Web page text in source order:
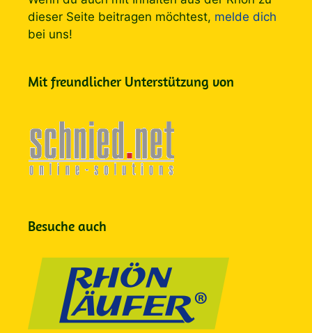
dieser Seite beitragen möchtest, melde dich
bei uns!
Mit freundlicher Unterstützung von
Besuche auch